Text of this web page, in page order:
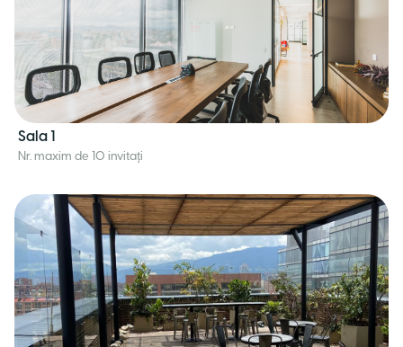
Sala 1
Nr. maxim de 10 invitați